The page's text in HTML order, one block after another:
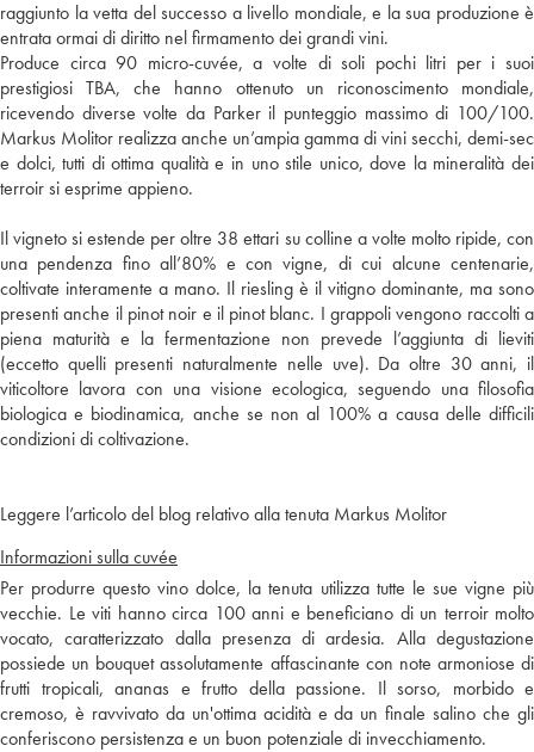
raggiunto la vetta del successo a livello mondiale, e la sua produzione è
entrata ormai di diritto nel firmamento dei grandi vini.
Produce circa 90 micro-cuvée, a volte di soli pochi litri per i suoi
prestigiosi TBA, che hanno ottenuto un riconoscimento mondiale,
ricevendo diverse volte da Parker il punteggio massimo di 100/100.
Markus Molitor realizza anche un’ampia gamma di vini secchi, demi-sec
e dolci, tutti di ottima qualità e in uno stile unico, dove la mineralità dei
terroir si esprime appieno.
Il vigneto si estende per oltre 38 ettari su colline a volte molto ripide, con
una pendenza fino all’80% e con vigne, di cui alcune centenarie,
coltivate interamente a mano. Il riesling è il vitigno dominante, ma sono
presenti anche il pinot noir e il pinot blanc. I grappoli vengono raccolti a
piena maturità e la fermentazione non prevede l’aggiunta di lieviti
(eccetto quelli presenti naturalmente nelle uve). Da oltre 30 anni, il
viticoltore lavora con una visione ecologica, seguendo una filosofia
biologica e biodinamica, anche se non al 100% a causa delle difficili
condizioni di coltivazione.
Leggere l’articolo del blog relativo alla tenuta Markus Molitor
Informazioni sulla cuvée
Per produrre questo vino dolce, la tenuta utilizza tutte le sue vigne più
vecchie. Le viti hanno circa 100 anni e beneficiano di un terroir molto
vocato, caratterizzato dalla presenza di ardesia. Alla degustazione
possiede un bouquet assolutamente affascinante con note armoniose di
frutti tropicali, ananas e frutto della passione. Il sorso, morbido e
cremoso, è ravvivato da un'ottima acidità e da un finale salino che gli
conferiscono persistenza e un buon potenziale di invecchiamento.